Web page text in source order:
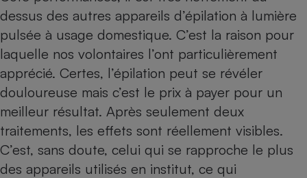
dessus des autres appareils d’épilation à lumière
pulsée à usage domestique. C’est la raison pour
laquelle nos volontaires l’ont particulièrement
apprécié. Certes, l’épilation peut se révéler
douloureuse mais c’est le prix à payer pour un
meilleur résultat. Après seulement deux
traitements, les effets sont réellement visibles.
C’est, sans doute, celui qui se rapproche le plus
des appareils utilisés en institut, ce qui